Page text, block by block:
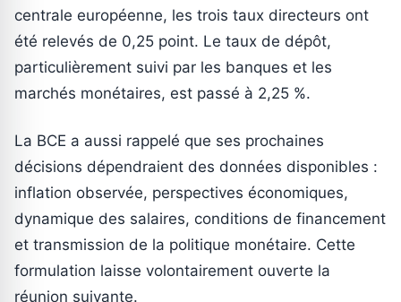
centrale européenne, les trois taux directeurs ont
été relevés de 0,25 point. Le taux de dépôt,
particulièrement suivi par les banques et les
marchés monétaires, est passé à 2,25 %.
La BCE a aussi rappelé que ses prochaines
décisions dépendraient des données disponibles :
inflation observée, perspectives économiques,
dynamique des salaires, conditions de financement
et transmission de la politique monétaire. Cette
formulation laisse volontairement ouverte la
réunion suivante.